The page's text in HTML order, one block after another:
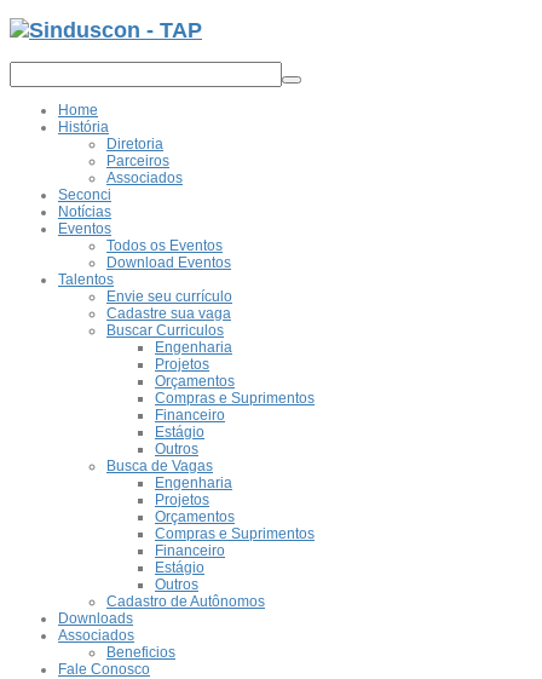
Home
História
Diretoria
Parceiros
Associados
Seconci
Notícias
Eventos
Todos os Eventos
Download Eventos
Talentos
Envie seu currículo
Cadastre sua vaga
Buscar Curriculos
Engenharia
Projetos
Orçamentos
Compras e Suprimentos
Financeiro
Estágio
Outros
Busca de Vagas
Engenharia
Projetos
Orçamentos
Compras e Suprimentos
Financeiro
Estágio
Outros
Cadastro de Autônomos
Downloads
Associados
Beneficios
Fale Conosco